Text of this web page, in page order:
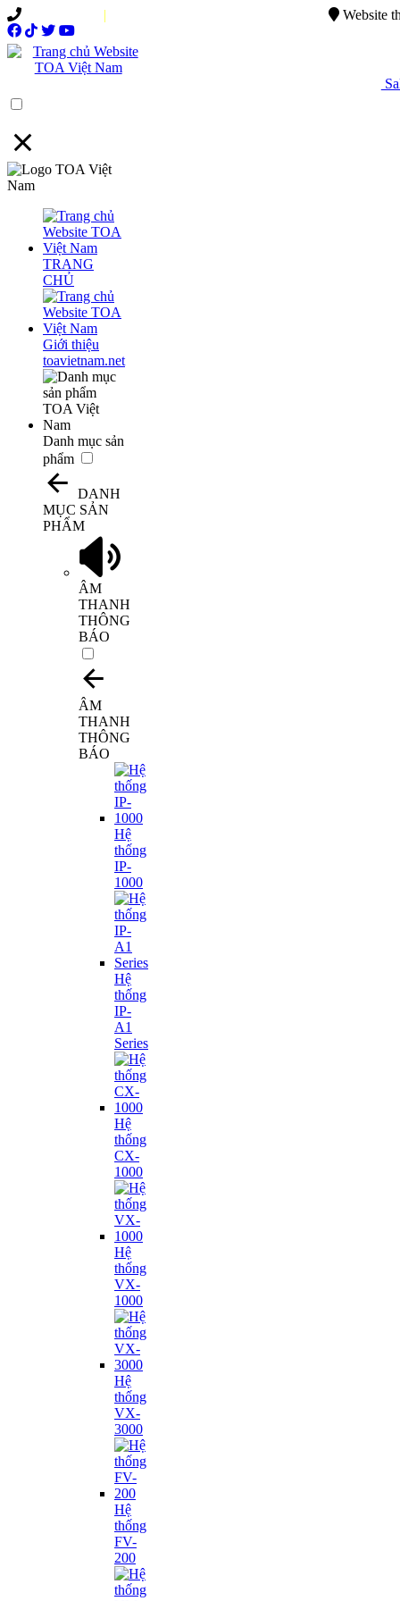
| Website
TRANG
CHỦ
Giới thiệu
toavietnam.net
Danh mục sản
phẩm
DANH
MỤC SẢN
PHẨM
ÂM
THANH
THÔNG
BÁO
ÂM
THANH
THÔNG
BÁO
Hệ
thống
IP-
1000
Hệ
thống
IP-
A1
Series
Hệ
thống
CX-
1000
Hệ
thống
VX-
1000
Hệ
thống
VX-
3000
Hệ
thống
FV-
200